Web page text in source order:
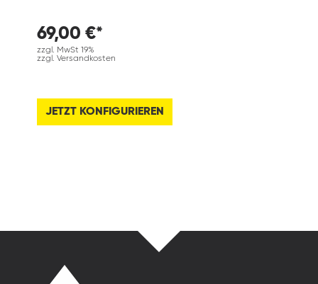
69,00 €*
zzgl. MwSt 19%
zzgl. Versandkosten
JETZT KONFIGURIEREN